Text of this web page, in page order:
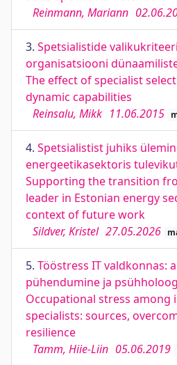
Reinmann, Mariann
3. Spetsialistide
organisatsiooni
The effect of specialist
dynamic capabilities
Reinsalu, Mikk 11.06.2015
4. Spetsialistist juhiks
energeetikasektoris
Supporting the transition
leader in Estonian energy
context of future work
Sildver, Kristel 27.05.2026
5. Tööstress IT valdkonnas:
pühendumine ja
Occupational stress among
specialists: sources,
resilience
Tamm, Hiie-Liin 05.06.2019